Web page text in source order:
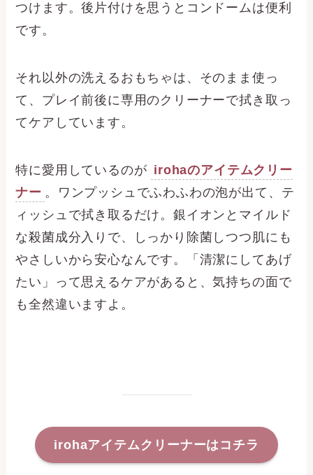
つけます。後片付けを思うとコンドームは便利
です。
それ以外の洗えるおもちゃは、そのまま使っ
て、プレイ前後に専用のクリーナーで拭き取っ
てケアしています。
特に愛用しているのが irohaのアイテムクリー
ナー 。ワンプッシュでふわふわの泡が出て、テ
ィッシュで拭き取るだけ。銀イオンとマイルド
な殺菌成分入りで、しっかり除菌しつつ肌にも
やさしいから安心なんです。「清潔にしてあげ
たい」って思えるケアがあると、気持ちの面で
も全然違いますよ。
irohaアイテムクリーナーはコチラ